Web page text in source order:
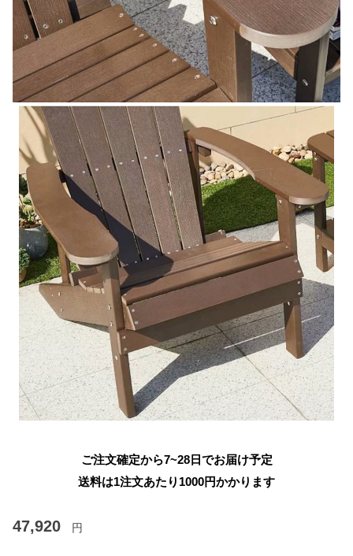
ご注文確定から7~28日でお届け予定
送料は1注文あたり 1000円かかります
47,920 円